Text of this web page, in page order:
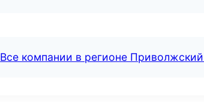
Все компании в регионе